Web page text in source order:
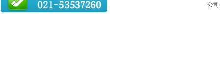
公